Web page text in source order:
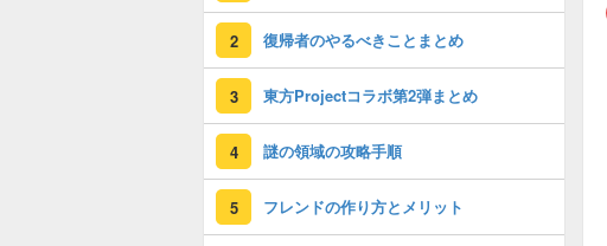
2 復帰者のやるべきことまとめ
3 東方Projectコラボ第2弾まとめ
4 謎の領域の攻略手順
5 フレンドの作り方とメリット